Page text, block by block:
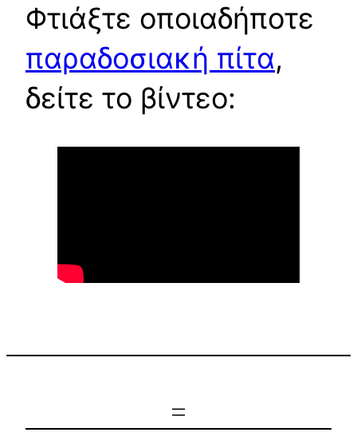
Φτιάξτε οποιαδήποτε
παραδοσιακή πίτα,
δείτε το βίντεο: